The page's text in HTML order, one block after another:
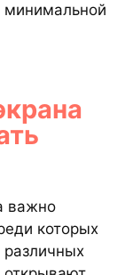
минимальной
важно
которых